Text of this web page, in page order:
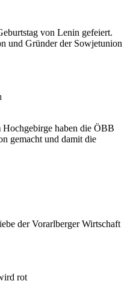
von Lenin gefeiert.
und Gründer der Sowjetunion
haben die ÖBB
gemacht und damit die
der Vorarlberger Wirtschaft